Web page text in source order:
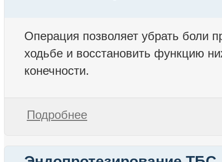
Операция позволяет убрать боли
ходьбе и восстановить функцию
конечности.
Подробнее